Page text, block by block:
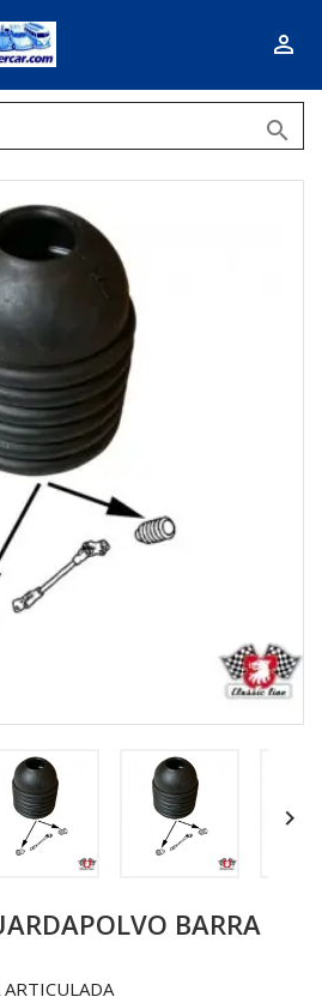



BARRA